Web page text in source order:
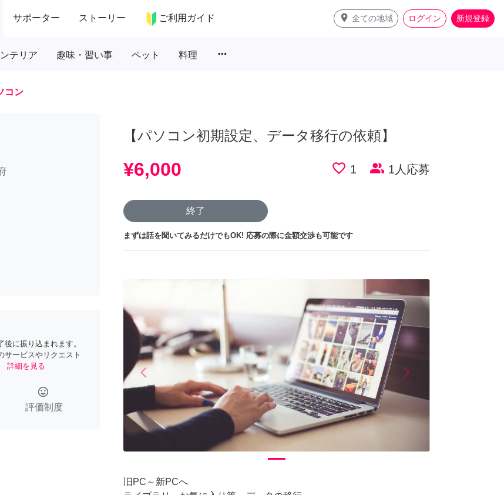
サポーター ストーリー ご利用ガイド place 全ての地域 ログイン 新規登録
テリア 趣味・習い事 ペット 料理 more_horiz
コン
に振り込まれます。
サービスやリクエスト
詳細を見る
tag_faces
評価制度
【パソコン初期設定、データ移行の依頼】
¥6,000 favorite_border 1 people_alt 1人応募
終了
まずは話を聞いてみるだけでもOK! 応募の際に金額交渉も可能です
arrow_back_iosPrevious arrow_forward_iosNext
旧PC～新PCへ